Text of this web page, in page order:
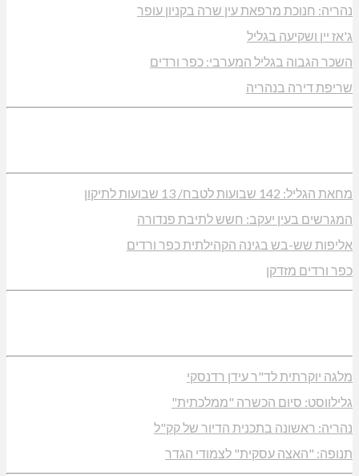
נהריה: חנוכת מרפאת עין שרה בקניון עופר
ג'אז יין ושקיעה בגליל
השכר הגבוה בגליל המערבי: כפר ורדים
שריפת דירה בנהריה
מחאת הגליל: 142 שבועות לטבח/ 13 שבועות לתיקון
המגרשים בעין יעקב: חשש לתיבת פנדורה
אליפות שש-בש בגינה הקהילתית כפר ורדים
כפר ורדים מזדקן
מלגה יוקרתית לד"ר עידן רדנסקי
גלילווסט: סיום הכשרה "ממלכתית"
נהריה: ראשונה בתכנית הדיור של קק"ל
תנופה: "האצה עסקית" לצמודי הגדר